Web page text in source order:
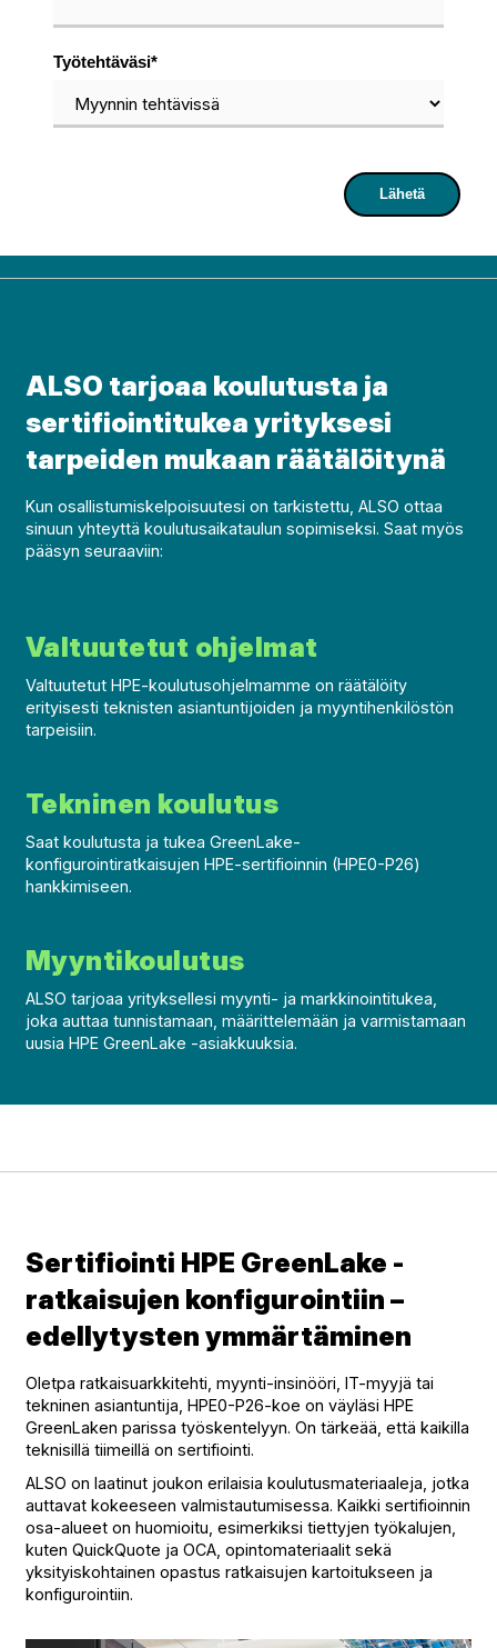
Työtehtäväsi*
ALSO tarjoaa koulutusta ja
sertifiointitukea yrityksesi
tarpeiden mukaan räätälöitynä
Kun osallistumiskelpoisuutesi on tarkistettu, ALSO ottaa
sinuun yhteyttä koulutusaikataulun sopimiseksi. Saat myös
pääsyn seuraaviin:
Valtuutetut ohjelmat
Valtuutetut HPE-koulutusohjelmamme on räätälöity
erityisesti teknisten asiantuntijoiden ja myyntihenkilöstön
tarpeisiin.
Tekninen koulutus
Saat koulutusta ja tukea GreenLake-
konfigurointiratkaisujen HPE-sertifioinnin (HPE0-P26)
hankkimiseen.
Myyntikoulutus
ALSO tarjoaa yrityksellesi myynti- ja markkinointitukea,
joka auttaa tunnistamaan, määrittelemään ja varmistamaan
uusia HPE GreenLake -asiakkuuksia.
Sertifiointi HPE GreenLake -
ratkaisujen konfigurointiin –
edellytysten ymmärtäminen
Oletpa ratkaisuarkkitehti, myynti-insinööri, IT-myyjä tai
tekninen asiantuntija, HPE0-P26-koe on väyläsi HPE
GreenLaken parissa työskentelyyn. On tärkeää, että kaikilla
teknisillä tiimeillä on sertifiointi.
ALSO on laatinut joukon erilaisia koulutusmateriaaleja, jotka
auttavat kokeeseen valmistautumisessa. Kaikki sertifioinnin
osa-alueet on huomioitu, esimerkiksi tiettyjen työkalujen,
kuten QuickQuote ja OCA, opintomateriaalit sekä
yksityiskohtainen opastus ratkaisujen kartoitukseen ja
konfigurointiin.